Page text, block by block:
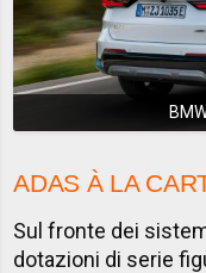
ADAS À LA
Sul fronte dei
dotazioni di serie